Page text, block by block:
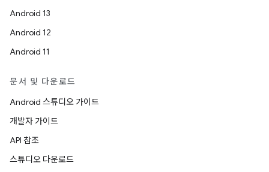
Android 13
Android 12
Android 11
문서 및 다운로드
Android 스튜디오 가이드
개발자 가이드
API 참조
스튜디오 다운로드